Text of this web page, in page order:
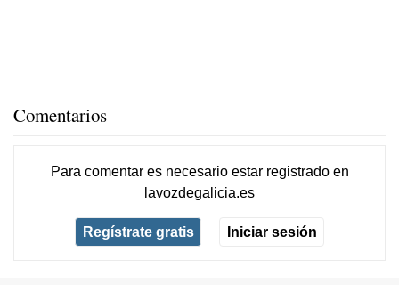
Comentarios
Para comentar es necesario estar registradoen
lavozdegalicia.es
Regístrate gratis Iniciar sesión